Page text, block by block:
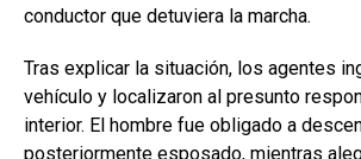
conductor que detuviera la marcha.
Tras explicar la situación, los agentes
vehículo y localizaron al presunto
interior. El hombre fue obligado a
posteriormente esposado, mientras